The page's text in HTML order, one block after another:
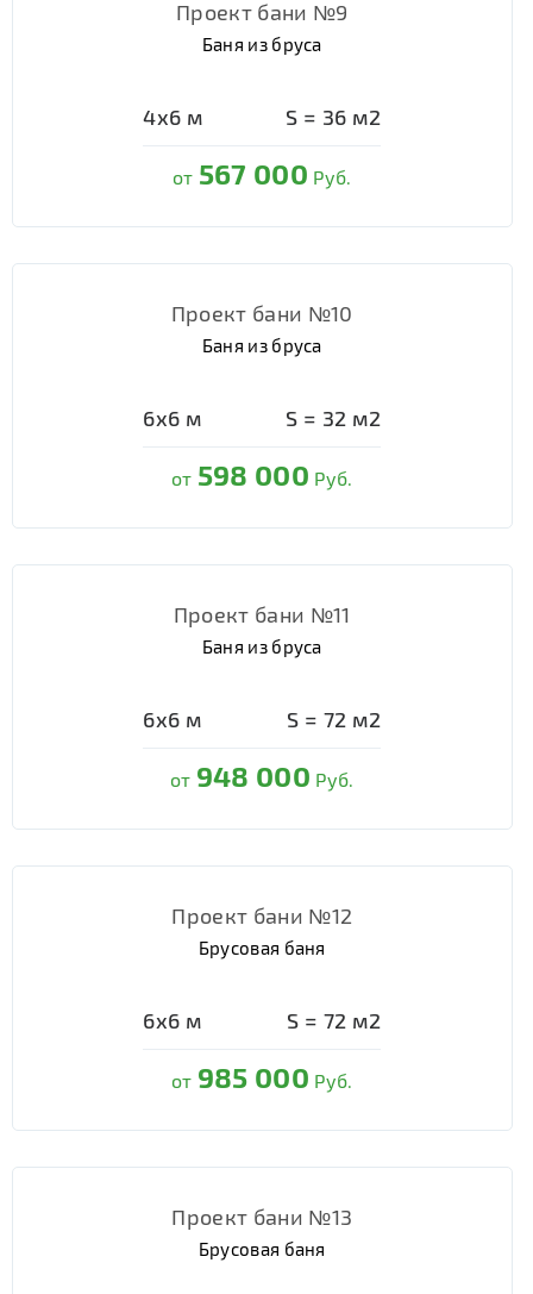
Проект бани №9
Баня из бруса
4х6 м S = 36 м2
от 567 000 Руб.
Проект бани №10
Баня из бруса
6х6 м S = 32 м2
от 598 000 Руб.
Проект бани №11
Баня из бруса
6х6 м S = 72 м2
от 948 000 Руб.
Проект бани №12
Брусовая баня
6х6 м S = 72 м2
от 985 000 Руб.
Проект бани №13
Брусовая баня